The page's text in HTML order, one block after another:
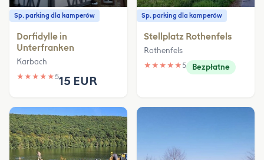
Sp. parking dla kamperów
Dorfidylle in
Unterfranken
Karbach
★ ★ ★ ★ ★515 EUR
Sp. parking dla kamperów
Stellplatz Rothenfels
Rothenfels
★ ★ ★ ★ ★5 Bezpłatne